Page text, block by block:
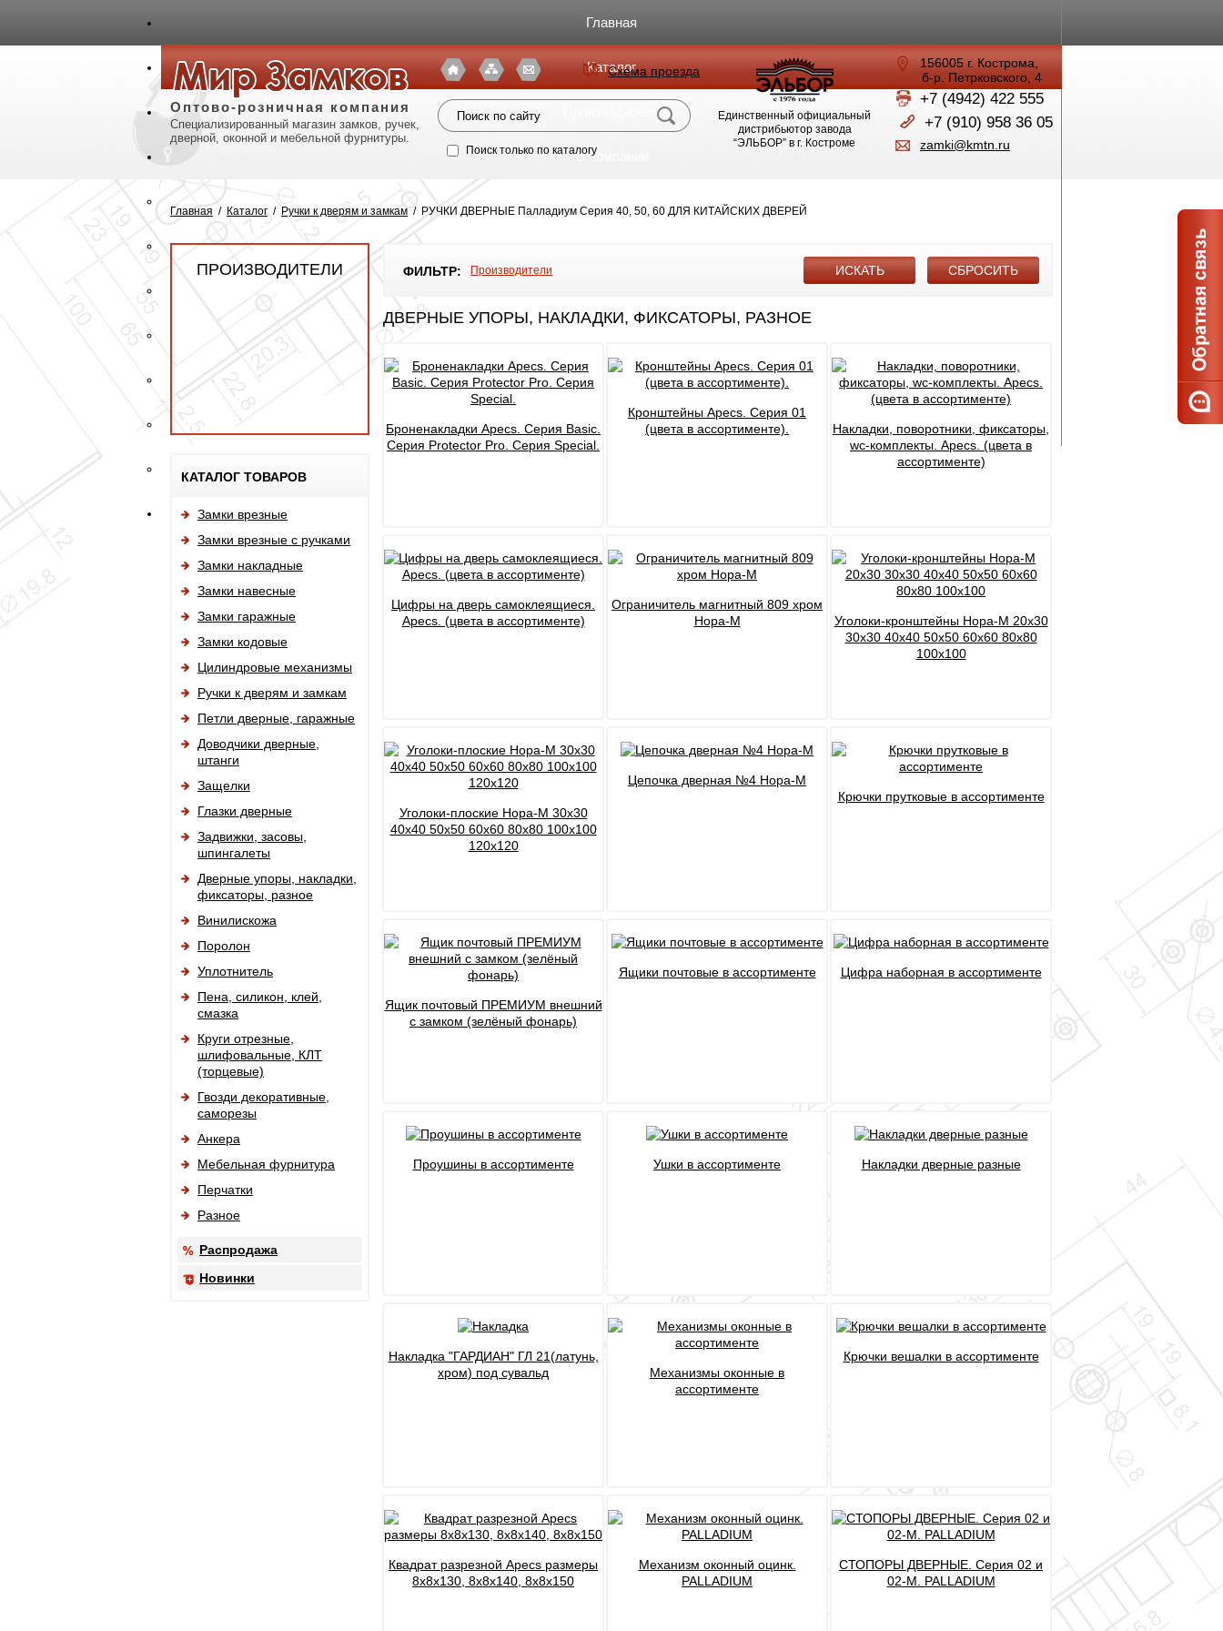
Главная
Каталог
Производители
О компании
Политика конфиденциальности
Файлы cookie
Оптово-розничная компания
Специализированный магазин замков, ручек,
дверной, оконной и мебельной фурнитуры.
Схема проезда
Поиск только по каталогу
Единственный официальный
дистрибьютор завода
“ЭЛЬБОР” в г. Костроме
156005 г. Кострома,
б-р. Петрковского, 4
+7 (4942) 422 555
+7 (910) 958 36 05
zamki@kmtn.ru
Главная / Каталог / Ручки к дверям и замкам / РУЧКИ ДВЕРНЫЕ Палладиум Серия 40, 50, 60 ДЛЯ КИТАЙСКИХ ДВЕРЕЙ
ПРОИЗВОДИТЕЛИ
КАТАЛОГ ТОВАРОВ
Замки врезные
Замки врезные с ручками
Замки накладные
Замки навесные
Замки гаражные
Замки кодовые
Цилиндровые механизмы
Ручки к дверям и замкам
Петли дверные, гаражные
Доводчики дверные,
штанги
Защелки
Глазки дверные
Задвижки, засовы,
шпингалеты
Дверные упоры, накладки,
фиксаторы, разное
Винилискожа
Поролон
Уплотнитель
Пена, силикон, клей,
смазка
Круги отрезные,
шлифовальные, КЛТ
(торцевые)
Гвозди декоративные,
саморезы
Анкера
Мебельная фурнитура
Перчатки
Разное
Распродажа
Новинки
ФИЛЬТР: Производители
ДВЕРНЫЕ УПОРЫ, НАКЛАДКИ, ФИКСАТОРЫ, РАЗНОЕ
Броненакладки Apecs. Серия Basic.
Серия Protector Pro. Серия Special.
Кронштейны Apecs. Серия 01
(цвета в ассортименте).
Накладки, поворотники, фиксаторы,
wc-комплекты. Apecs. (цвета в
ассортименте)
Цифры на дверь самоклеящиеся.
Apecs. (цвета в ассортименте)
Ограничитель магнитный 809 хром
Нора-М
Уголоки-кронштейны Нора-М 20х30
30x30 40x40 50x50 60x60 80x80
100х100
Уголоки-плоские Нора-М 30x30
40x40 50x50 60x60 80x80 100х100
120x120
Цепочка дверная №4 Нора-М
Крючки прутковые в ассортименте
Ящик почтовый ПРЕМИУМ внешний
с замком (зелёный фонарь)
Ящики почтовые в ассортименте Цифра наборная в ассортименте
Проушины в ассортименте Ушки в ассортименте Накладки дверные разные
Накладка "ГАРДИАН" ГЛ 21(латунь,
хром) под сувальд
Механизмы оконные в
ассортименте
Крючки вешалки в ассортименте
Квадрат разрезной Apecs размеры
8х8х130, 8х8х140, 8х8х150
Механизм оконный оцинк.
PALLADIUM
СТОПОРЫ ДВЕРНЫЕ. Серия 02 и
02-М. PALLADIUM